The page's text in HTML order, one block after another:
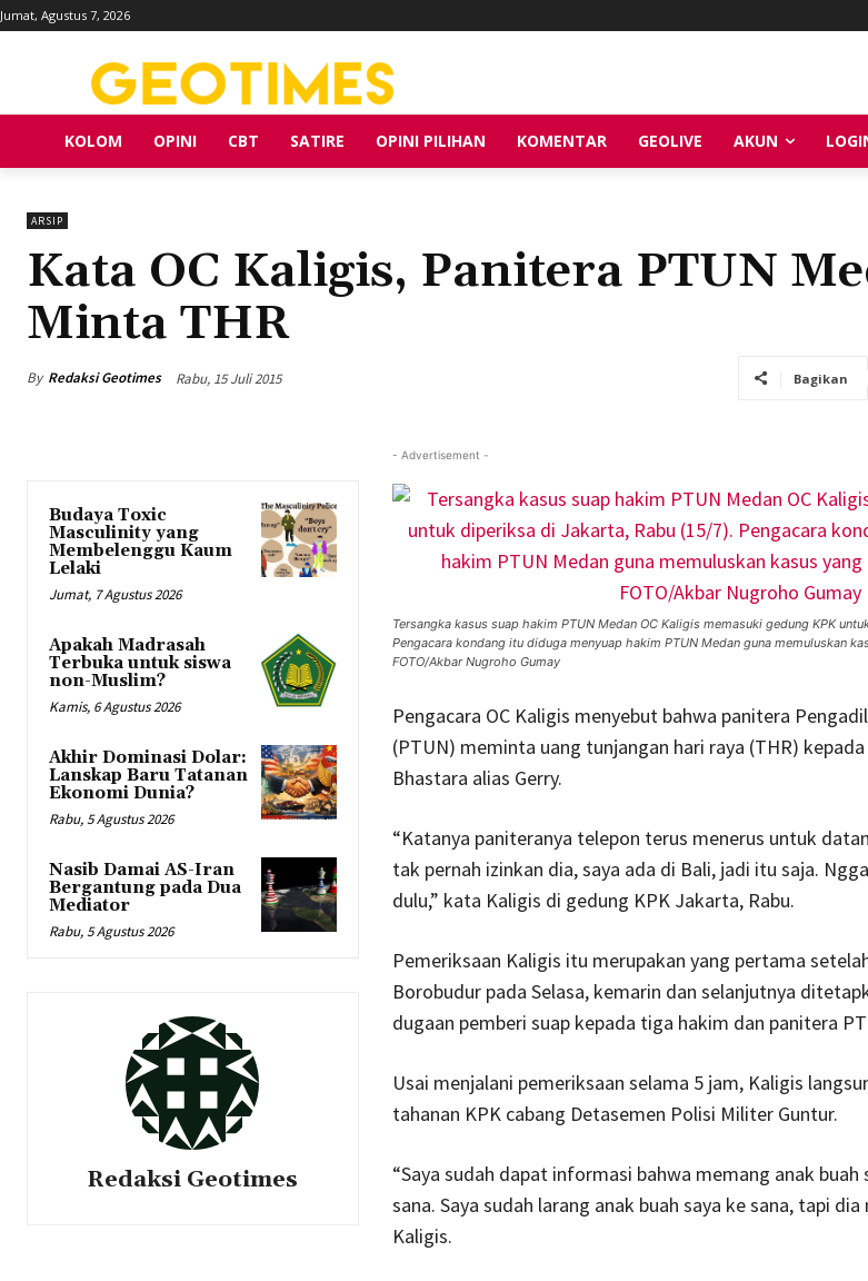
Jumat, Agustus 7, 2026
KOLOM OPINI CBT SATIRE OPINI PILIHAN KOMENTAR GEOLIVE AKUN
ARSIP
Kata OC Kaligis, Panitera PTUN
Minta THR
By Redaksi Geotimes Rabu, 15 Juli 2015 Bagikan
Budaya Toxic
Masculinity yang
Membelenggu Kaum
Lelaki
Jumat, 7 Agustus 2026
Apakah Madrasah
Terbuka untuk siswa
non-Muslim?
Kamis, 6 Agustus 2026
Akhir Dominasi Dolar:
Lanskap Baru Tatanan
Ekonomi Dunia?
Rabu, 5 Agustus 2026
Nasib Damai AS-Iran
Bergantung pada Dua
Mediator
Rabu, 5 Agustus 2026
Redaksi Geotimes
- Advertisement -
Tersangka kasus suap hakim PTUN Medan OC Kaligis memasuki gedung KPK
Pengacara kondang itu diduga menyuap hakim PTUN Medan guna memuluskan
FOTO/Akbar Nugroho Gumay
Pengacara OC Kaligis menyebut bahwa panitera
(PTUN) meminta uang tunjangan hari raya (THR) kepada
Bhastara alias Gerry.
“Katanya paniteranya telepon terus menerus untuk
tak pernah izinkan dia, saya ada di Bali, jadi itu saja.
dulu,” kata Kaligis di gedung KPK Jakarta, Rabu.
Pemeriksaan Kaligis itu merupakan yang pertama
Borobudur pada Selasa, kemarin dan selanjutnya
dugaan pemberi suap kepada tiga hakim dan panitera
Usai menjalani pemeriksaan selama 5 jam, Kaligis
tahanan KPK cabang Detasemen Polisi Militer Guntur.
“Saya sudah dapat informasi bahwa memang anak
sana. Saya sudah larang anak buah saya ke sana, tapi
Kaligis.